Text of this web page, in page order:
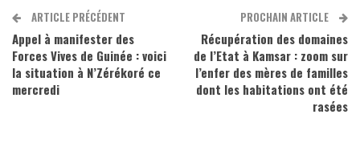
ARTICLE PRÉCÉDENT
Appel à manifester des
Forces Vives de Guinée : voici
la situation à N’Zérékoré ce
mercredi
PROCHAIN ARTICLE
Récupération des domaines
de l’Etat à Kamsar : zoom sur
l’enfer des mères de familles
dont les habitations ont été
rasées